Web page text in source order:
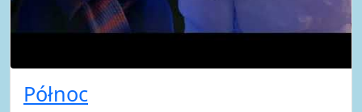
Północ